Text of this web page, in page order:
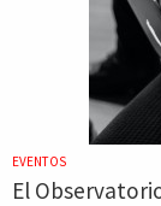
EVENTOS
El